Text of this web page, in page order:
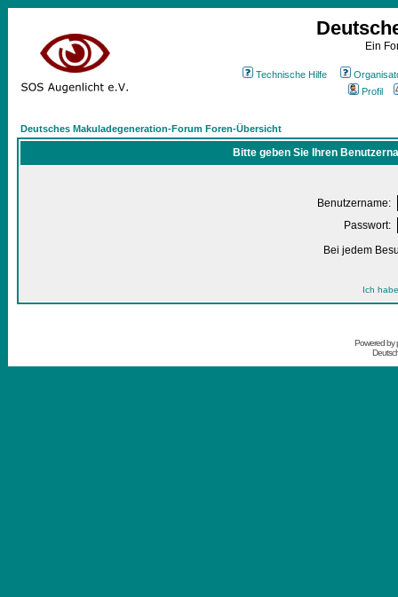
Ein
Technische Hilfe
Profil
Deutsches Makuladegeneration-Forum Foren-Übersicht
Bitte geben Sie Ihren
Benutzername:
Passwort:
Bei jedem
Ich
Powered by